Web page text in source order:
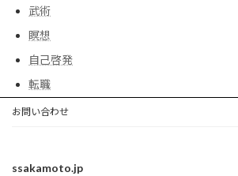
武術
瞑想
自己啓発
転職
お問い合わせ
ssakamoto.jp